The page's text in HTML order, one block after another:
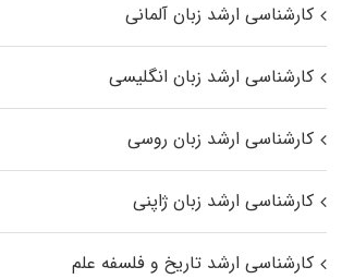
کارشناسی ارشد زبان آلمانی
کارشناسی ارشد زبان انگلیسی
کارشناسی ارشد زبان روسی
کارشناسی ارشد زبان ژاپنی
کارشناسی ارشد تاریخ و فلسفه علم